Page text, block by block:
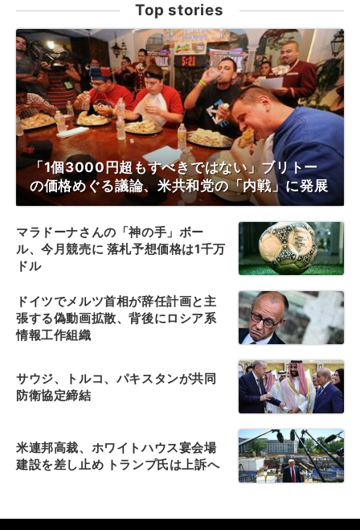
Top stories
「1個3000円超もすべきではない」ブリトー
の価格めぐる議論、米共和党の「内戦」に発展
マラドーナさんの「神の手」ボー
ル、今月競売に 落札予想価格は1千万
ドル
ドイツでメルツ首相が辞任計画と主
張する偽動画拡散、背後にロシア系
情報工作組織
サウジ、トルコ、パキスタンが共同
防衛協定締結
米連邦高裁、ホワイトハウス宴会場
建設を差し止め トランプ氏は上訴へ